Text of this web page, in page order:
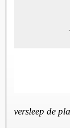
versleep de